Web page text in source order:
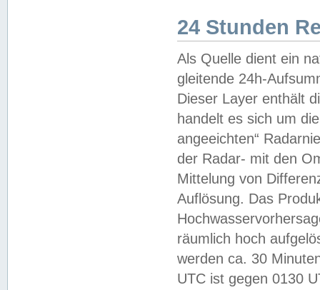
24 Stunden
Als Quelle dient ein
gleitende 24h-
Dieser Layer enthält
handelt es sich um
angeeichten“
der Radar- mit den
Mittelung von
Auflösung. Das
räumlich hoch
werden ca. 30
UTC ist gegen 0130